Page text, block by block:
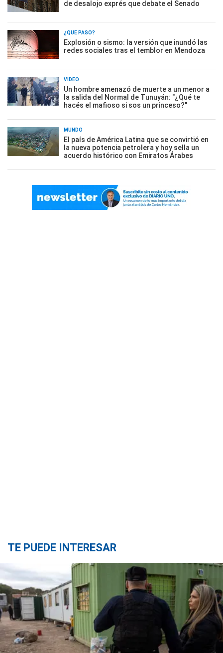
de desalojo exprés que debate el Senado
¿QUÉ PASÓ?
Explosión o sismo: la versión que inundó las
redes sociales tras el temblor en Mendoza
VIDEO
Un hombre amenazó de muerte a un menor a
la salida del Normal de Tunuyán: "¿Qué te
hacés el mafioso si sos un princeso?"
MUNDO
El país de América Latina que se convirtió en
la nueva potencia petrolera y hoy sella un
acuerdo histórico con Emiratos Árabes
TE PUEDE INTERESAR